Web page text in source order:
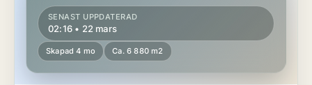
SENAST UPPDATERAD
02:16 • 22 mars
Skapad 4 mo Ca. 6 880 m2